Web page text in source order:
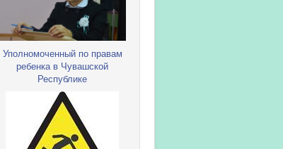
Уполномоченный по правам
ребенка в Чувашской
Республике